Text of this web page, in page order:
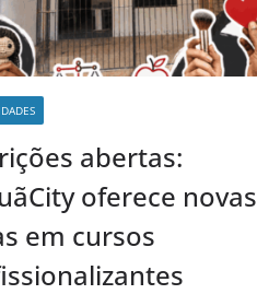
abertas:
oferece novas
em cursos